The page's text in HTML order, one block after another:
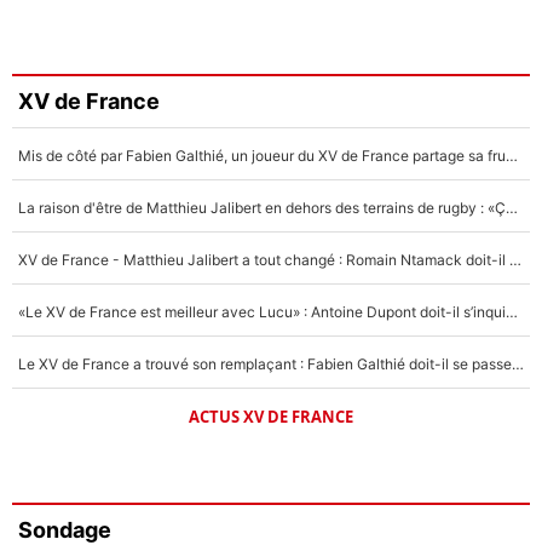
XV de France
Mis de côté par Fabien Galthié, un joueur du XV de France partage sa frustration : «ils ne me l’ont pas dit tout de suite»
La raison d'être de Matthieu Jalibert en dehors des terrains de rugby : «Ça m'atteint autant que si tu touches à un membre de ma famille»
XV de France - Matthieu Jalibert a tout changé : Romain Ntamack doit-il s’inquiéter pour sa place à un an de la Coupe du monde ?
«Le XV de France est meilleur avec Lucu» : Antoine Dupont doit-il s’inquiéter pour sa place ?
Le XV de France a trouvé son remplaçant : Fabien Galthié doit-il se passer d'Antoine Dupont ?
ACTUS XV DE FRANCE
Sondage